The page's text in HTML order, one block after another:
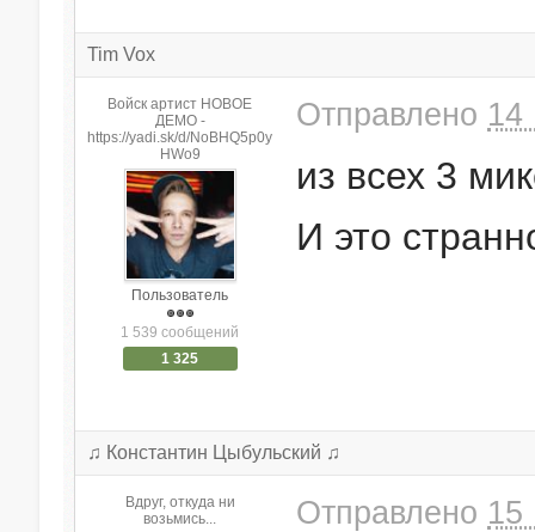
Tim Vox
Войск артист НОВОЕ
ДЕМО -
https://yadi.sk/d/NoBHQ5p0y
HWo9
Пользователь
1 539 сообщений
1 325
Отправлено 14
из всех 3
И это
♫ Константин Цыбульский ♫
Вдруг, откуда ни
возьмись...
Отправлено 15